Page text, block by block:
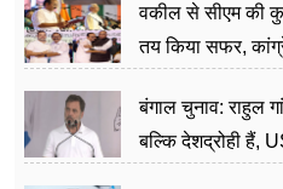
वकील से सीएम की
तय किया सफर,
बंगाल चुनाव: राहुल
बल्कि देशद्रोही हैं,